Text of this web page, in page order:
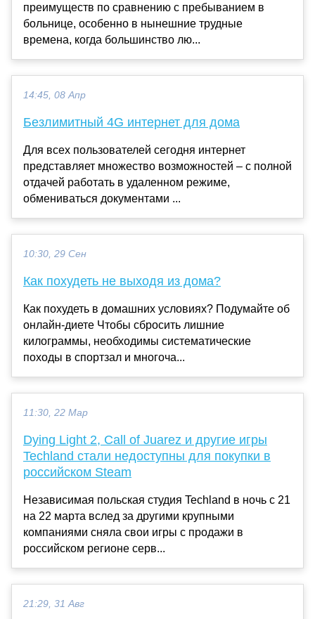
преимуществ по сравнению с пребыванием в
больнице, особенно в нынешние трудные
времена, когда большинство лю...
14:45, 08 Апр
Безлимитный 4G интернет для дома
Для всех пользователей сегодня интернет
представляет множество возможностей – с полной
отдачей работать в удаленном режиме,
обмениваться документами ...
10:30, 29 Сен
Как похудеть не выходя из дома?
Как похудеть в домашних условиях? Подумайте об
онлайн-диете Чтобы сбросить лишние
килограммы, необходимы систематические
походы в спортзал и многоча...
11:30, 22 Мар
Dying Light 2, Call of Juarez и другие игры
Techland стали недоступны для покупки в
российском Steam
Независимая польская студия Techland в ночь с 21
на 22 марта вслед за другими крупными
компаниями сняла свои игры с продажи в
российском регионе серв...
21:29, 31 Авг